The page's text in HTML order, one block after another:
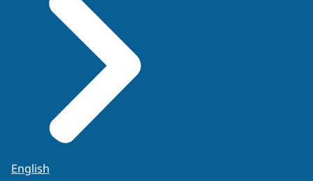
English